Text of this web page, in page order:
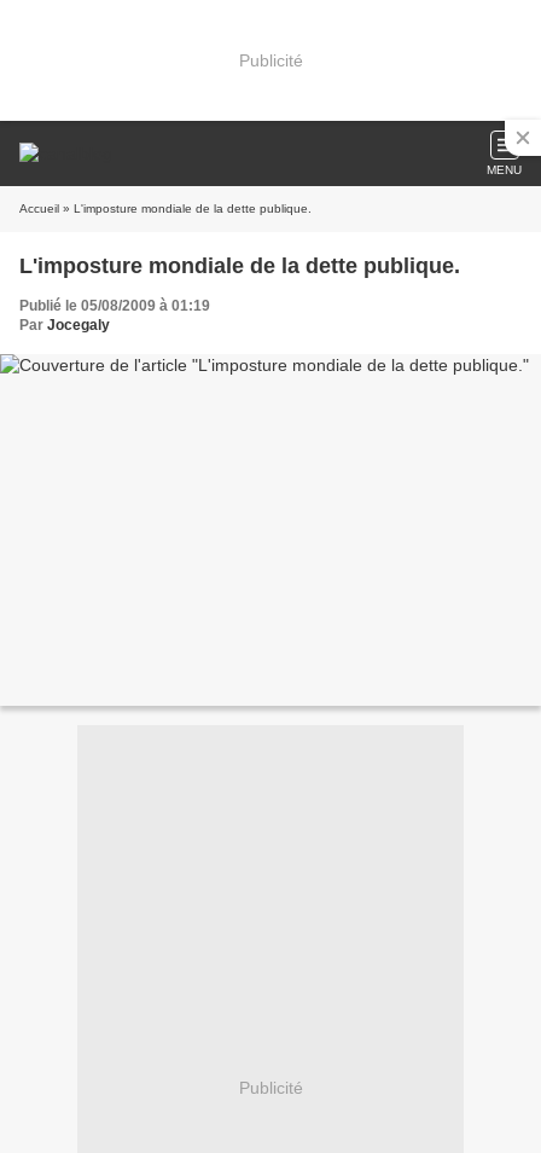
Publicité
MENU
Accueil » L'imposture mondiale de la dette publique.
L'imposture mondiale de la dette publique.
Publié le 05/08/2009 à 01:19
Par Jocegaly
Publicité